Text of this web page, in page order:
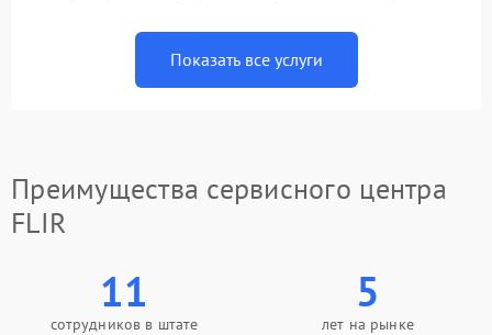
Показать все услуги
Преимущества сервисного центра
FLIR
11
сотрудников в штате
5
лет на рынке